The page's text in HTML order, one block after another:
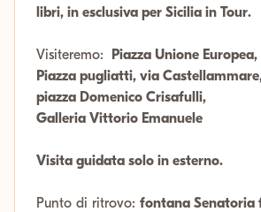
libri, in esclusiva per Sicilia in Tour.
Visiteremo:
Piazza Unione
Piazza pugliatti, via
piazza Domenico Crisafulli,
Galleria Vittorio Emanuele
Visita guidata solo in esterno.
Punto di ritrovo: fontana Senatoria